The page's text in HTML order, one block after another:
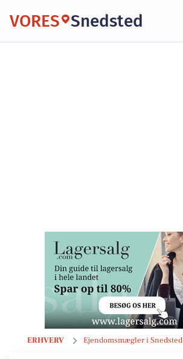
VORES Snedsted
ERHVERV Ejendomsmægler i Snedsted
Snedsted Byudvikling ApS